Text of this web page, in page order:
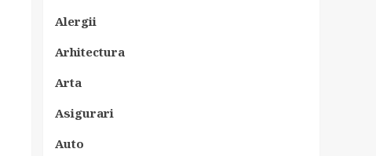
Alergii
Arhitectura
Arta
Asigurari
Auto